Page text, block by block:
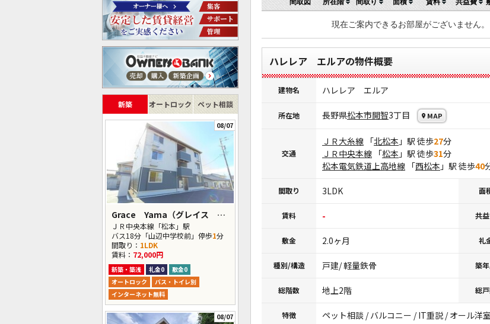
新築 オートロック ペット相談
08/07
Grace Yama（グレイス ヤマ）
ＪＲ中央本線「松本」駅
バス18分「山辺中学校前」停歩1分
間取り： 1LDK
賃料： 72,000円
新築・築浅 礼金0
敷金0
オートロック
バス・トイレ別
インターネット無料
08/07
間取図 所在階 間取り 面積 賃料 共益費
現在ご案内できるお部屋がございません。
ハレレア エルアの物件概要
建物名 ハレレア エルア
所在地 長野県松本市開智3丁目 MAP
交通
ＪＲ大糸線 「北松本 」駅 徒歩27分
ＪＲ中央本線 「松本 」駅 徒歩31分
松本電気鉄道上高地線 「西松本 」駅 徒歩40
間取り 3LDK 面
賃料 - 共
敷金 2.0ヶ月 礼
種別/構造 戸建/ 軽量鉄骨 築
総階数 地上2階 総
特徴 ペット相談 / バルコニー / IT重説 / オール洋室